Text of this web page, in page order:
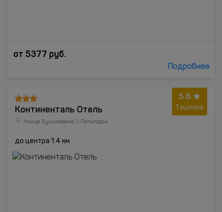
от 5377 руб.
Подробнее
5.6
1 оценка
Континенталь Отель
Улица Бунимовича 1, Пятигорск
до центра 1.4 км